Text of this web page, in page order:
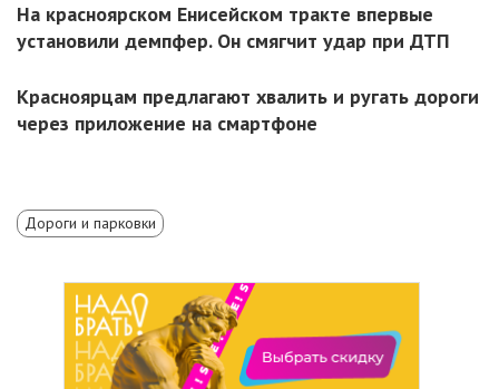
На красноярском Енисейском тракте впервые
установили демпфер. Он смягчит удар при ДТП
Красноярцам предлагают хвалить и ругать дороги
через приложение на смартфоне
Дороги и парковки